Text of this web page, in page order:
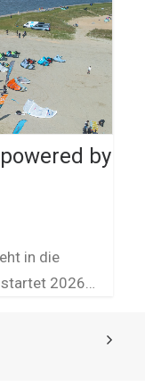
by
in die
startet 2026…